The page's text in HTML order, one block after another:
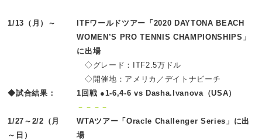
1/13（月）～
ITFワールドツアー「2020 DAYTONA BEACH
WOMEN’S PRO TENNIS CHAMPIONSHIPS」
に出場
◇グレード：ITF2.5万ドル
◇開催地：アメリカ／デイトナビーチ
◆試合結果：
1回戦 ●1-6,4-6 vs Dasha.Ivanova（USA）
－－－－
1/27～2/2（月
～日）
WTAツアー「Oracle Challenger Series」に出
場